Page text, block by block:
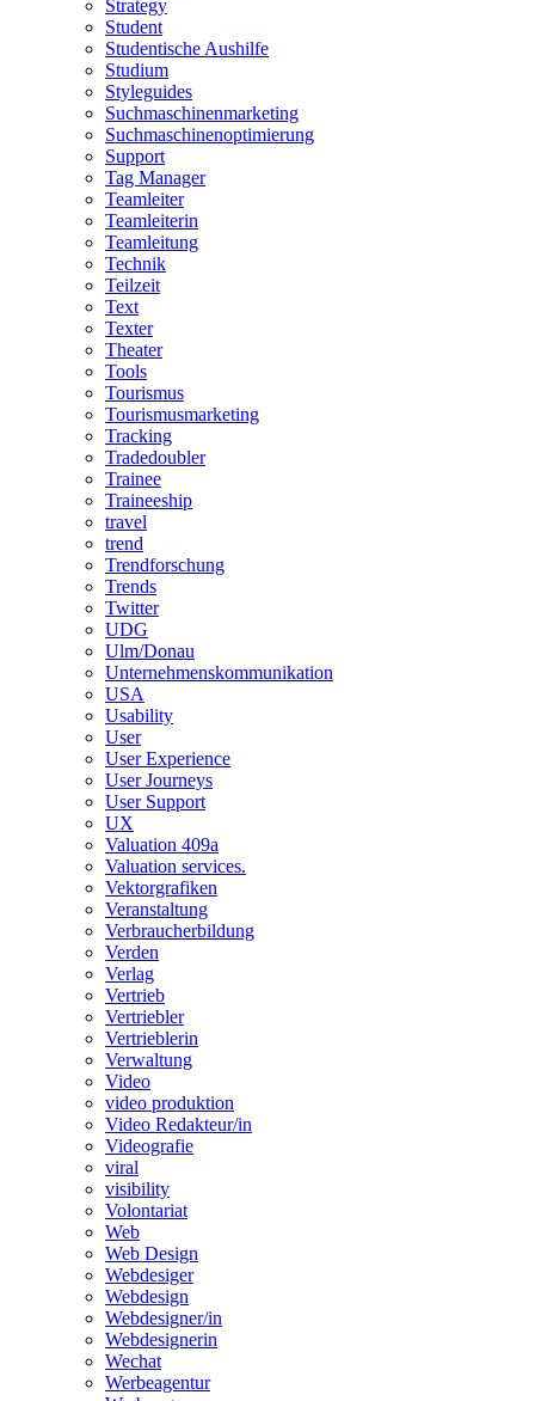
Strategy
Student
Studentische Aushilfe
Studium
Styleguides
Suchmaschinenmarketing
Suchmaschinenoptimierung
Support
Tag Manager
Teamleiter
Teamleiterin
Teamleitung
Technik
Teilzeit
Text
Texter
Theater
Tools
Tourismus
Tourismusmarketing
Tracking
Tradedoubler
Trainee
Traineeship
travel
trend
Trendforschung
Trends
Twitter
UDG
Ulm/Donau
Unternehmenskommunikation
USA
Usability
User
User Experience
User Journeys
User Support
UX
Valuation 409a
Valuation services.
Vektorgrafiken
Veranstaltung
Verbraucherbildung
Verden
Verlag
Vertrieb
Vertriebler
Vertrieblerin
Verwaltung
Video
video produktion
Video Redakteur/in
Videografie
viral
visibility
Volontariat
Web
Web Design
Webdesiger
Webdesign
Webdesigner/in
Webdesignerin
Wechat
Werbeagentur